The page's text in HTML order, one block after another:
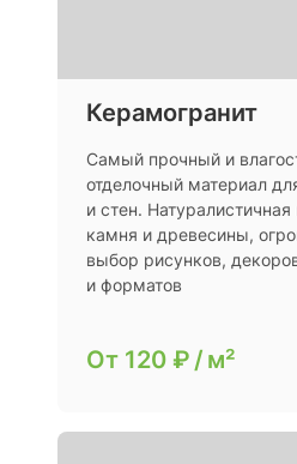
Керамогранит
Самый прочный и
отделочный материал
и стен.
камня и древесины,
выбор рисунков,
и форматов
От 120 ₽ / м²